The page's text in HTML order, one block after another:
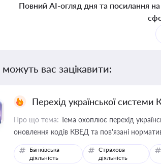
Повний AI-огляд дня та посилання на
можуть вас зацікавити:
Перехід української
Про що тема: Тема охоплює перехід
оновлення кодів КВЕД та пов'язані
Банківська
діяльність
Страхова
діяльність